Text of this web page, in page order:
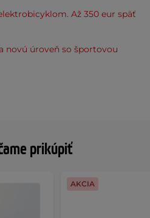
prikúpiť
AKCIA
Až 350 eur späť
novú úroveň so športovou